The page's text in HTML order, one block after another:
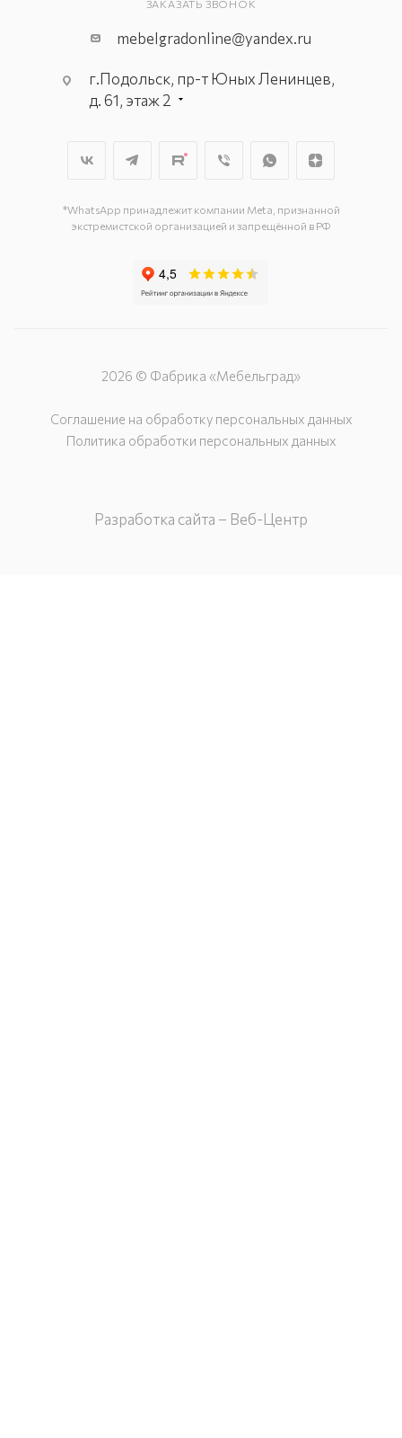
ЗАКАЗАТЬ ЗВОНОК
mebelgradonline@yandex.ru
г.Подольск, пр-т Юных Ленинцев,
д. 61, этаж 2
г. Подольск, ул. Станционная, д. 11
*WhatsApp принадлежит компании Meta, признанной
экстремистской организацией и запрещённой в РФ
2026 © Фабрика «Мебельград»
Соглашение на обработку персональных данных
Политика обработки персональных данных
Разработка сайта – Веб-Центр